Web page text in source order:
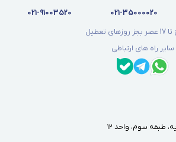
021-35000020
021-91003520
سایر راه های ارتباطی
طبقه سوم، واحد ١٢